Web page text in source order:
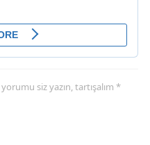
siz yazın, tartışalım *